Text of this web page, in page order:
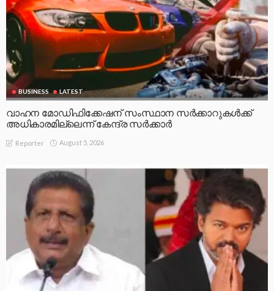
BUSINESS LATEST
വാഹന മോഡിഫിക്കേഷന് സംസ്ഥാന സർക്കാറുകൾക്ക്
അധികാരമില്ലെന്ന് കേന്ദ്ര സർക്കാർ
Reporter August 5, 2026